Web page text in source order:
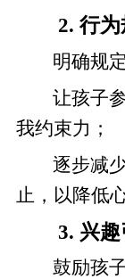
2. 行
明确规
让孩子
我约束力；
逐步减
止，以降低
3. 兴
鼓励孩